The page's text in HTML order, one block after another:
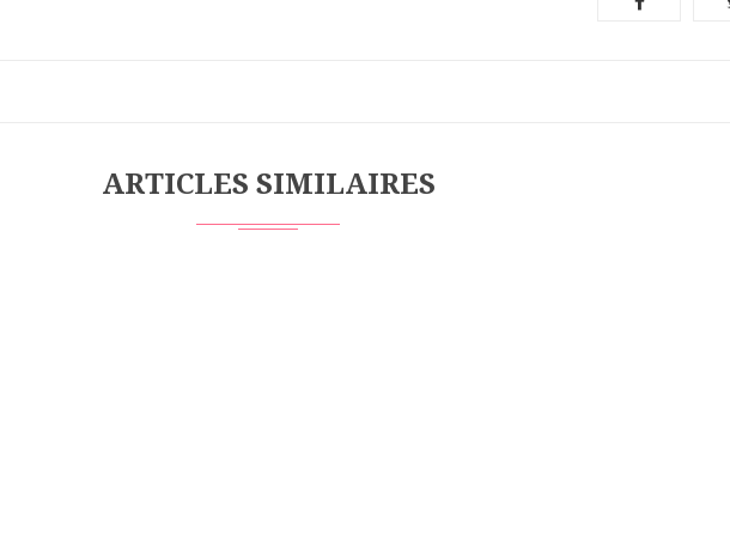
ARTICLES SIMILAIRES